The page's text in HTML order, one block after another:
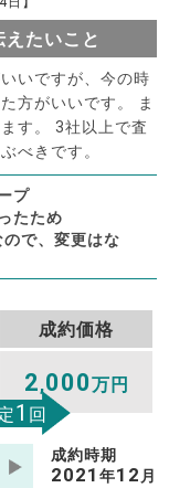
たいこと
いですが、今の時
方がいいです。 ま
す。 3社以上で査
べきです。
プ
たため
で、変更はな
成約価格
2,000万円
1 回
成約時期
2021 年12 月